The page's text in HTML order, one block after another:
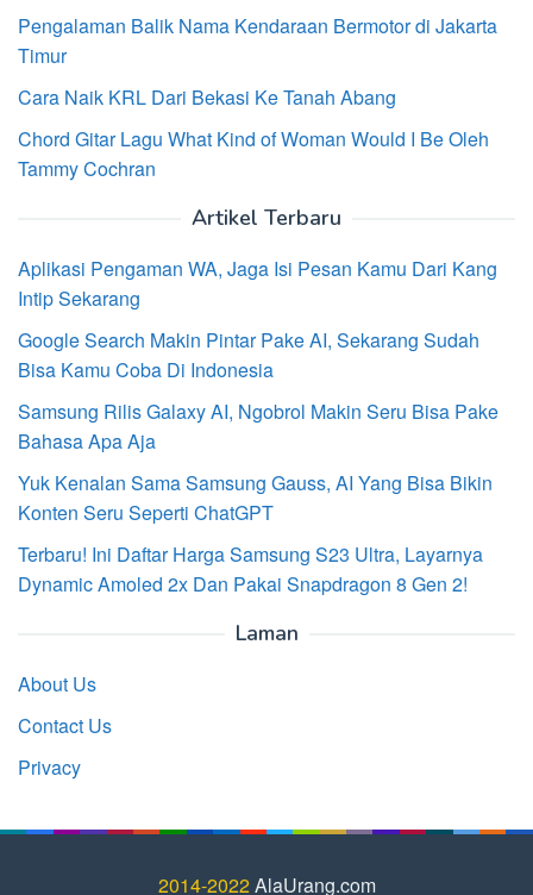
Pengalaman Balik Nama Kendaraan Bermotor di Jakarta
Timur
Cara Naik KRL Dari Bekasi Ke Tanah Abang
Chord Gitar Lagu What Kind of Woman Would I Be Oleh
Tammy Cochran
Artikel Terbaru
Aplikasi Pengaman WA, Jaga Isi Pesan Kamu Dari Kang
Intip Sekarang
Google Search Makin Pintar Pake AI, Sekarang Sudah
Bisa Kamu Coba Di Indonesia
Samsung Rilis Galaxy AI, Ngobrol Makin Seru Bisa Pake
Bahasa Apa Aja
Yuk Kenalan Sama Samsung Gauss, AI Yang Bisa Bikin
Konten Seru Seperti ChatGPT
Terbaru! Ini Daftar Harga Samsung S23 Ultra, Layarnya
Dynamic Amoled 2x Dan Pakai Snapdragon 8 Gen 2!
Laman
About Us
Contact Us
Privacy
2014-2022 AlaUrang.com